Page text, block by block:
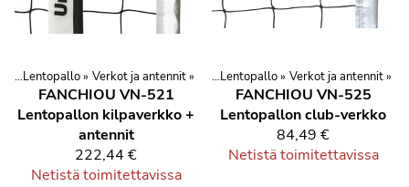
‪» Lentopallo‪» Verkot ja antennit‪»
FANCHIOU VN-521
Lentopallon kilpaverkko +
antennit
222,44 €
Netistä toimitettavissa
Urheilu ja kuntoilu‪»Lajit ‪»Pallopelit ‪» Lentopallo‪» Verkot ja antennit‪»
FANCHIOU VN-525
Lentopallon club-verkko
84,49 €
Netistä toimitettavissa